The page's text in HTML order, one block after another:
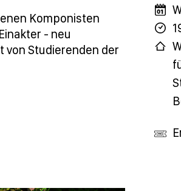
Komponisten
- neu
Studierenden der